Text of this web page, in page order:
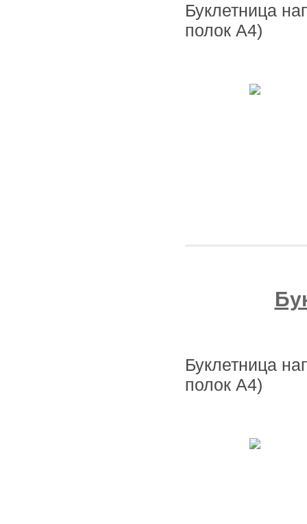
Буклетница
полок А4)
Буклетница
полок А4)